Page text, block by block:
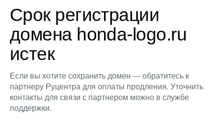
Срок регистрации
домена honda-logo.ru
истек
Если вы хотите сохранить домен — обратитесь к
партнеру Руцентра для оплаты продления. Уточнить
контакты для связи с партнером можно в службе
поддержки.